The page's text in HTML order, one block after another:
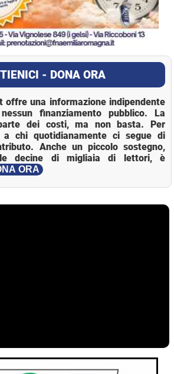
- DONA ORA
offre una informazione indipendente
finanziamento pubblico. La
dei costi, ma non basta. Per
a chi quotidianamente ci segue di
Anche un piccolo sostegno,
decine di migliaia di lettori, è
ORA